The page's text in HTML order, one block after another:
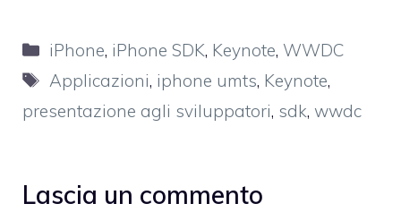
Categorie
iPhone, iPhone SDK, Keynote, WWDC
Tag
Applicazioni, iphone umts, Keynote,
presentazione agli sviluppatori, sdk, wwdc
Lascia un commento